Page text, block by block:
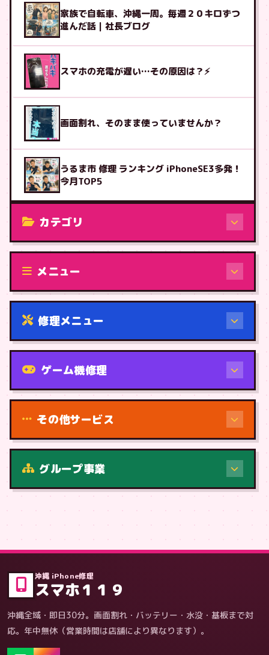
家族で自転車、沖縄一周。毎週２０キロずつ
進んだ話｜社長ブログ
スマホの充電が遅い…その原因は？⚡
画面割れ、そのまま使っていませんか？
うるま市 修理 ランキング iPhoneSE3多発！
今月TOP5
カテゴリ
修理（機種から）
メニュー
修理メニュー
機種から
症状・内容から
ゲーム機修理
その他サービス
グループ事業
沖縄 iPhone修理
スマホ１１９
沖縄全域・即日30分。画面割れ・バッテリー・水没・基板まで対
応。年中無休（営業時間は店舗により異なります）。